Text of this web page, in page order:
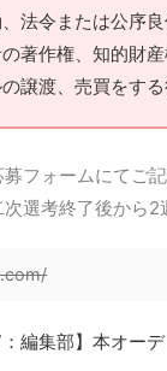
法令または公序良
著作権、知的財産
譲渡、売買をする
フォームにてご
選考終了後から2
編集部】本オー